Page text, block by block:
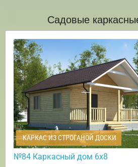
Садовые
КАРКАС ИЗ СТРОГАНОЙ ДОСКИ
№84 Каркасный дом 6х8